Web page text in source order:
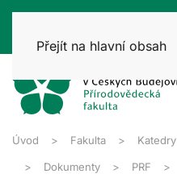
Přejít na hlavní obsah
Úvod Fakulta Katedry
Dokumenty PRF